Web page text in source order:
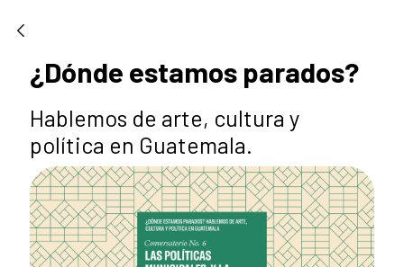
¿Dónde estamos parados?
Hablemos de arte, cultura y
política en Guatemala.